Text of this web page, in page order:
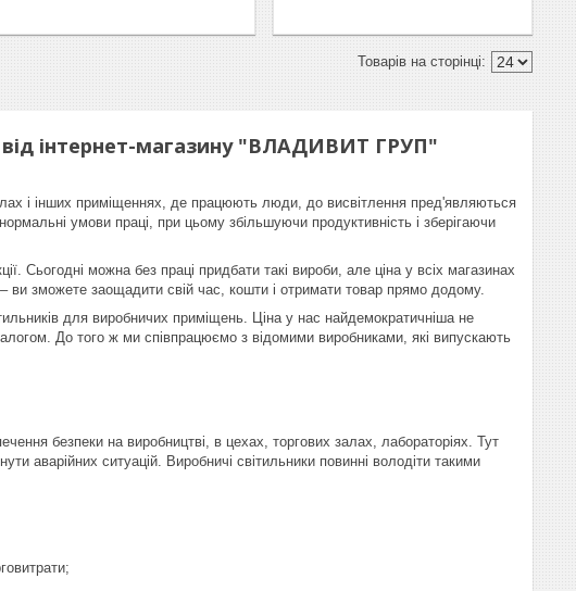
від інтернет-магазину "ВЛАДИВИТ ГРУП"
і інших приміщеннях, де працюють люди, до висвітлення пред'являються
умови праці, при цьому збільшуючи продуктивність і зберігаючи
Сьогодні можна без праці придбати такі вироби, але ціна у всіх магазинах
ви зможете заощадити свій час, кошти і отримати товар прямо додому.
для виробничих приміщень. Ціна у нас найдемократичніша не
До того ж ми співпрацюємо з відомими виробниками, які випускають
безпеки на виробництві, в цехах, торгових залах, лабораторіях. Тут
аварійних ситуацій. Виробничі світильники повинні володіти такими